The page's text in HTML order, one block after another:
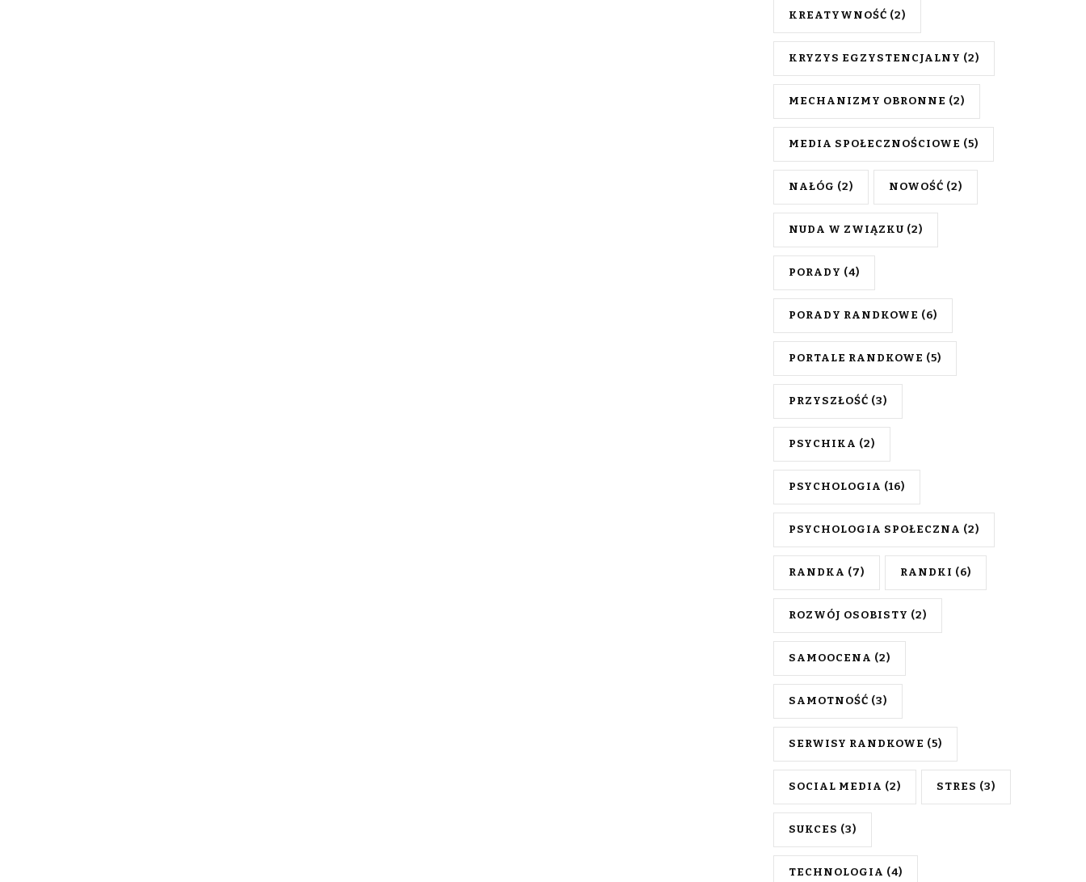
KREATYWNOŚĆ (2)
KRYZYS EGZYSTENCJALNY (2)
MECHANIZMY OBRONNE (2)
MEDIA SPOŁECZNOŚCIOWE (5)
NAŁÓG (2) NOWOŚĆ (2)
NUDA W ZWIĄZKU (2)
PORADY (4)
PORADY RANDKOWE (6)
PORTALE RANDKOWE (5)
PRZYSZŁOŚĆ (3)
PSYCHIKA (2)
PSYCHOLOGIA (16)
PSYCHOLOGIA SPOŁECZNA (2)
RANDKA (7) RANDKI (6)
ROZWÓJ OSOBISTY (2)
SAMOOCENA (2)
SAMOTNOŚĆ (3)
SERWISY RANDKOWE (5)
SOCIAL MEDIA (2) STRES (3)
SUKCES (3)
TECHNOLOGIA (4)